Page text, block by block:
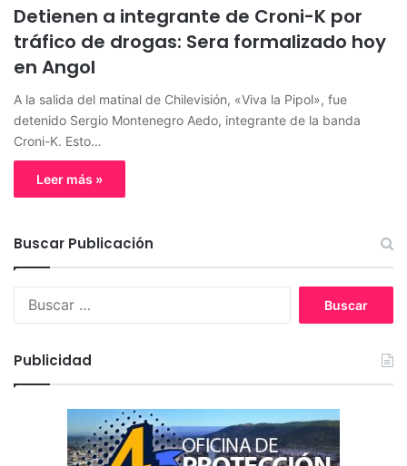
Detienen a integrante de Croni-K por
tráfico de drogas: Sera formalizado hoy
en Angol
A la salida del matinal de Chilevisión, «Viva la Pipol», fue
detenido Sergio Montenegro Aedo, integrante de la banda
Croni-K. Esto…
Leer más »
Buscar Publicación
:
Publicidad